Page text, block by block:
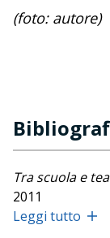
(foto: autore)
Tra scuola e
2011
Progettare
Leggi tutto